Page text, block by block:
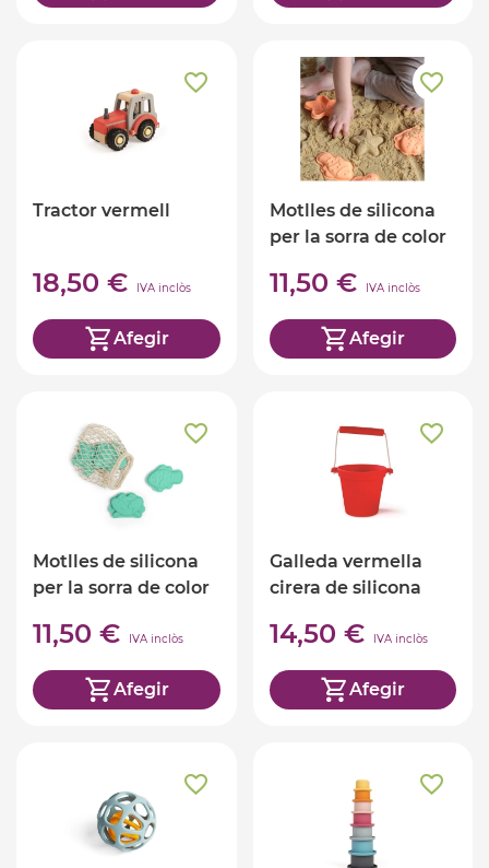
Tractor vermell
18,50 € IVA inclòs
Afegir
Motlles de silicona
per la sorra de color
11,50 € IVA inclòs
Afegir
Motlles de silicona
per la sorra de color
11,50 € IVA inclòs
Afegir
Galleda vermella
cirera de silicona
14,50 € IVA inclòs
Afegir